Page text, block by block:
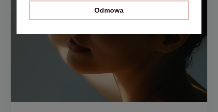
Odmowa